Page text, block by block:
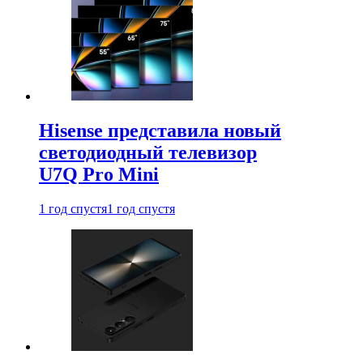
Hisense представила новый
светодиодный телевизор
U7Q Pro Mini
1 год спустя1 год спустя